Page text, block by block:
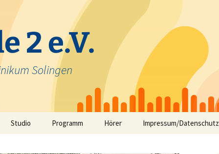
2 e.V.
Solingen
Studio Programm Hörer Impressum/Datenschutz